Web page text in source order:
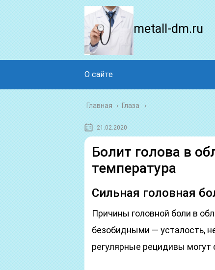
metall-dm.ru
О сайте
Главная › Глаза
21.02.2020
Болит голова в
температура
Сильная головная
Причины головной боли в
безобидными — усталость,
регулярные рецидивы могут